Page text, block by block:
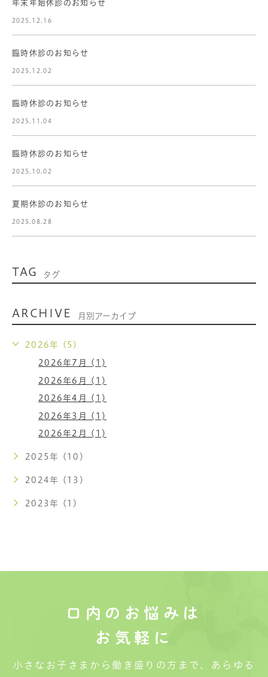
年末年始休診のお知らせ
2025.12.16
臨時休診のお知らせ
2025.12.02
臨時休診のお知らせ
2025.11.04
臨時休診のお知らせ
2025.10.02
夏期休診のお知らせ
2025.08.28
TAG タグ
ARCHIVE 月別アーカイブ
2026年 (5)
2026年7月 (1)
2026年6月 (1)
2026年4月 (1)
2026年3月 (1)
2026年2月 (1)
2025年 (10)
2024年 (13)
2023年 (1)
口内のお悩みは
お気軽に
小さなお子さまから働き盛りの方まで、あらゆる